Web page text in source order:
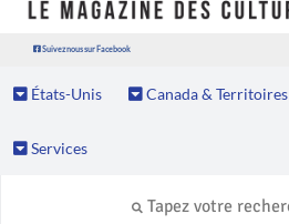
Suivez nous sur Facebook
États-Unis Canada & Territoires
Services